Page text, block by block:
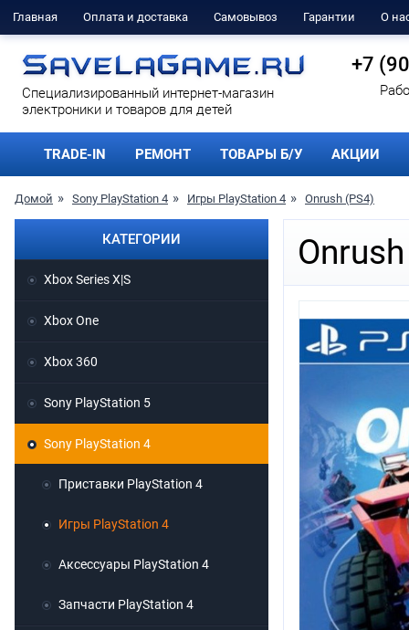
Главная Оплата и доставка Самовывоз Гарантии О
Cпециализированный интернет-магазин
электроники и товаров для детей
+7
TRADE-IN РЕМОНТ ТОВАРЫ Б/У АКЦИИ
Домой Sony PlayStation 4 Игры PlayStation 4 Onrush (PS4)
КАТЕГОРИИ
Xbox Series X|S
Xbox One
Xbox 360
Sony PlayStation 5
Sony PlayStation 4
Приставки PlayStation 4
Игры PlayStation 4
Аксессуары PlayStation 4
Запчасти PlayStation 4